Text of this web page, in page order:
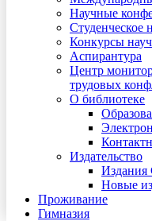
Научные
Студенческое
Конкурсы
Аспирантура
Центр
трудовых
О библиотеке
Издательство
Новые
Проживание
Гимназия